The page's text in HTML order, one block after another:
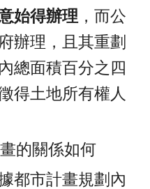
始得辦理 ，而公
辦理，且其重劃
總面積百分之四
得土地所有權人
的關係如何
都市計畫規劃內